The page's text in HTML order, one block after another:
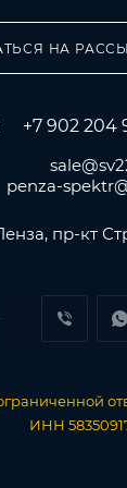
НА
+7 902 204
penza-
пр-кт
ИНН